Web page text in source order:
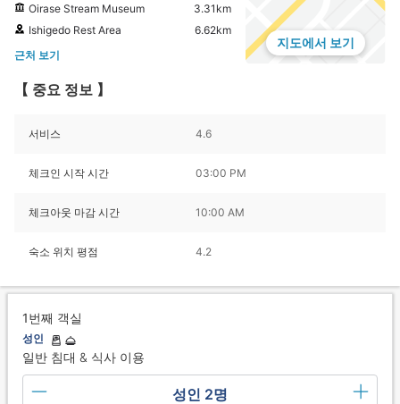
Oirase Stream Museum
3.31km
Ishigedo Rest Area
6.62km
근처 보기
지도에서 보기
【 중요 정보 】
서비스 4.6
체크인 시작 시간 03:00 PM
체크아웃 마감 시간 10:00 AM
숙소 위치 평점 4.2
1번째 객실
성인
일반 침대 & 식사 이용
성인 2명